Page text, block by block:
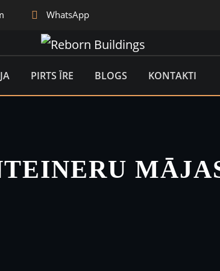
WhatsApp
PIRTS ĪRE BLOGS KONTAKTI